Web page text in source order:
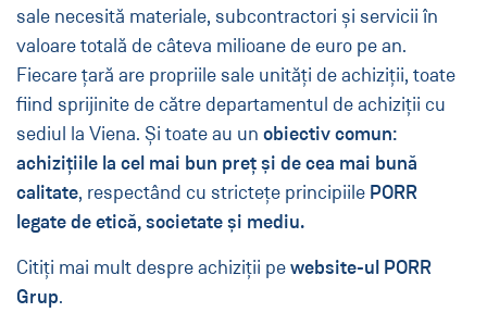
sale necesită materiale, subcontractori și servicii în
valoare totală de câteva milioane de euro pe an.
Fiecare țară are propriile sale unități de achiziții, toate
fiind sprijinite de către departamentul de achiziții cu
sediul la Viena. Și toate au un obiectiv comun:
achizițiile la cel mai bun preț și de cea mai bună
calitate, respectând cu strictețe principiile PORR
legate de etică, societate și mediu.
Citiți mai mult despre achiziții pewebsite-ul PORR
Grup.